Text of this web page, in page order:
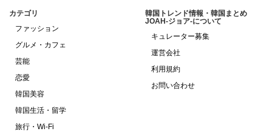
カテゴリ
ファッション
グルメ・カフェ
芸能
恋愛
韓国美容
韓国生活・留学
旅行・Wi-Fi
韓国トレンド情報・韓国まとめ
JOAH-ジョア-について
キュレーター募集
運営会社
利用規約
お問い合わせ